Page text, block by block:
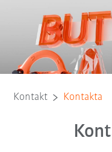
Kontakt Kontakta